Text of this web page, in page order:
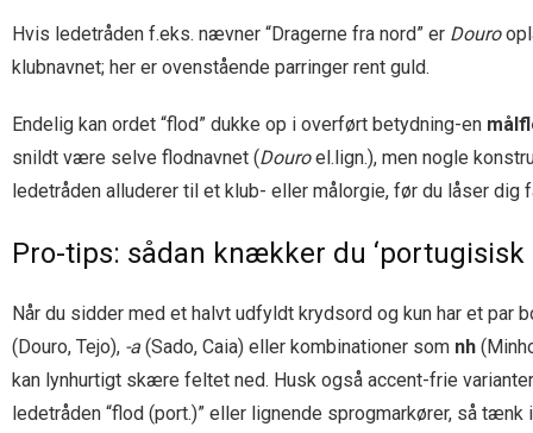
Hvis ledetråden f.eks. nævner “Dragerne fra nord” er Douro
klubnavnet; her er ovenstående parringer rent guld.
Endelig kan ordet “flod” dukke op i overført betydning-en
snildt være selve flodnavnet (Douroel.lign.), men nogle
ledetråden alluderer til et klub- eller målorgie, før du låser dig
Pro-tips: sådan knækker du ‘portugisisk
Når du sidder med et halvt udfyldt krydsord og kun har et par
(Douro, Tejo), -a (Sado, Caia) eller kombinationer som nh
kan lynhurtigt skære feltet ned. Husk også accent-frie
ledetråden “flod (port.)” eller lignende sprogmarkører, så